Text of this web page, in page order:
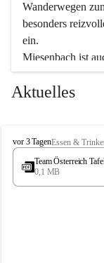
Wanderwegen
besonders
ein.
Miesenbach ist
Eisstockschießen
wunderschöne
vielfältige
Überzeugen Sie
in den
Wir kennen
Tradition und
Aktuelles
M
i
s
vor 3 TagenEssen &
Team Österreich
0,1 MB